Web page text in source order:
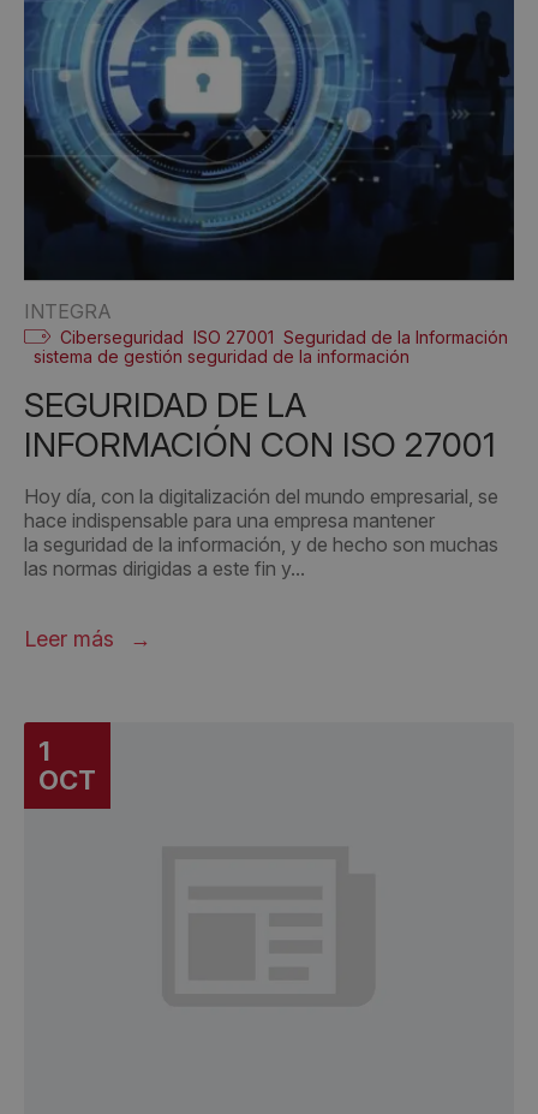
INTEGRA
Ciberseguridad ISO 27001 Seguridad de la Información
sistema de gestión seguridad de la información
SEGURIDAD DE LA
INFORMACIÓN CON ISO 27001
Hoy día, con la digitalización del mundo empresarial, se
hace indispensable para una empresa mantener
la seguridad de la información, y de hecho son muchas
las normas dirigidas a este fin y...
Leer más
1
OCT